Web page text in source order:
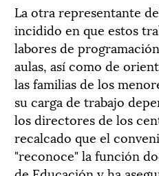
La otra representante
incidido en que estos
labores de
aulas, así como de
las familias de los
su carga de trabajo
los directores de los
recalcado que el
"reconoce" la función